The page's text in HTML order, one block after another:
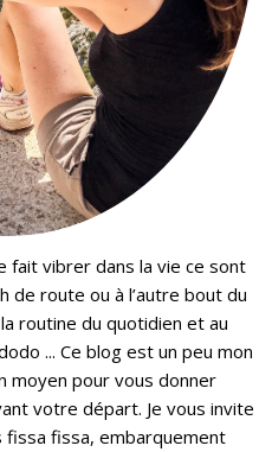
fait vibrer dans la vie ce sont
de route ou à l’autre bout du
routine du quotidien et au
... Ce blog est un peu mon
moyen pour vous donner
votre départ. Je vous invite
fissa fissa, embarquement